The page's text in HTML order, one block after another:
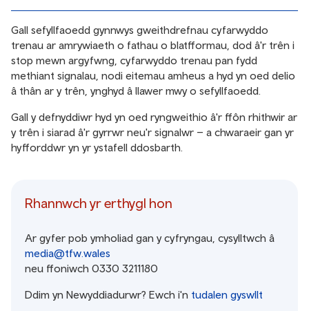
Gall sefyllfaoedd gynnwys gweithdrefnau cyfarwyddo
trenau ar amrywiaeth o fathau o blatfformau, dod â'r trên i
stop mewn argyfwng, cyfarwyddo trenau pan fydd
methiant signalau, nodi eitemau amheus a hyd yn oed delio
â thân ar y trên, ynghyd â llawer mwy o sefyllfaoedd.
Gall y defnyddiwr hyd yn oed ryngweithio â'r ffôn rhithwir ar
y trên i siarad â'r gyrrwr neu'r signalwr – a chwaraeir gan yr
hyfforddwr yn yr ystafell ddosbarth.
Rhannwch yr erthygl hon
Ar gyfer pob ymholiad gan y cyfryngau, cysylltwch â
media@tfw.wales
neu ffoniwch 0330 3211180
Ddim yn Newyddiadurwr? Ewch i'n tudalen gyswllt